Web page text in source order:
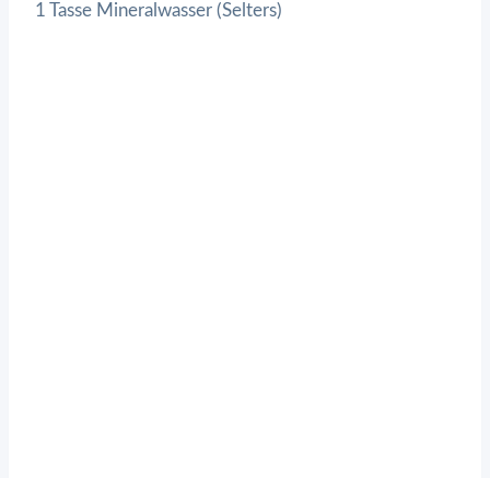
1 Tasse Mineralwasser (Selters)